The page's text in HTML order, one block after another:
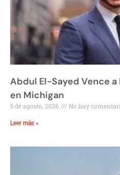
Abdul El-Sayed Vence
en Michigan
5 de agosto, 2026 No hay
Leer más »